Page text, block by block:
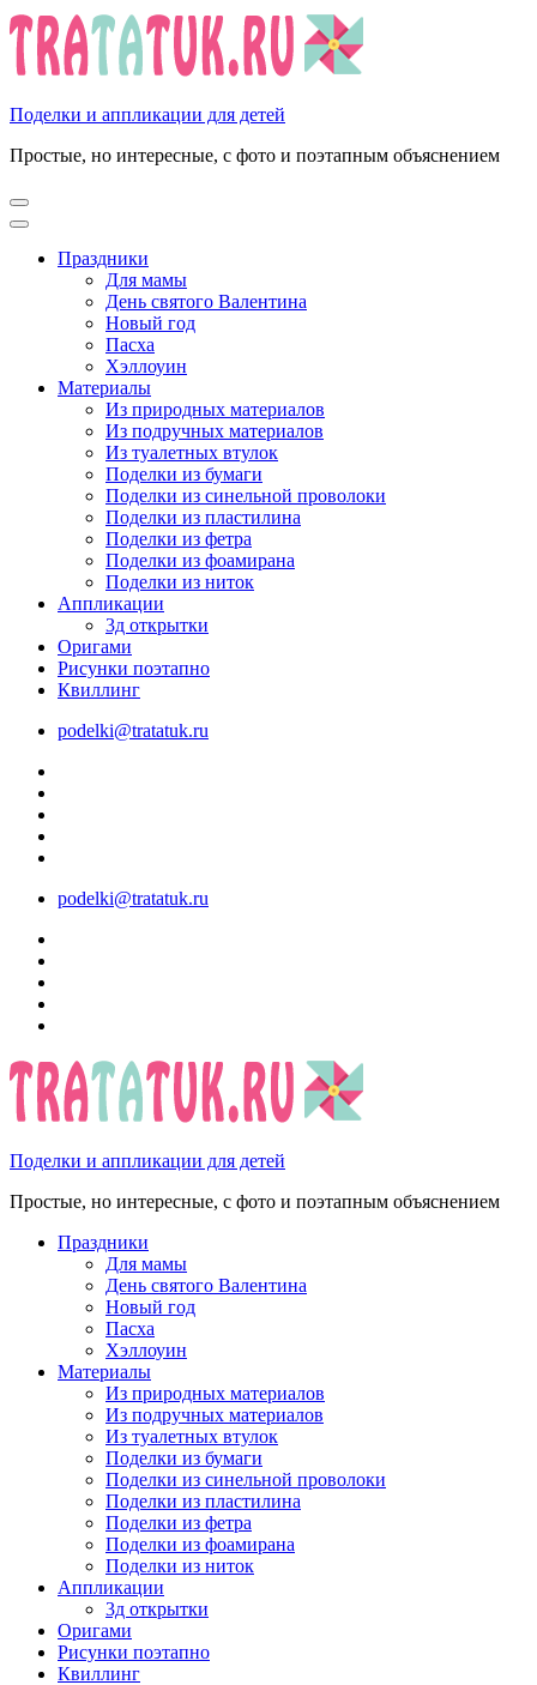
Перейти
к
содержимому
Enter)
Поделки и аппликации для детей
Простые, но интересные, с фото и поэтапным объяснением
Праздники
Для мамы
День святого Валентина
Новый год
Пасха
Хэллоуин
Материалы
Из природных материалов
Из подручных материалов
Из туалетных втулок
Поделки из бумаги
Поделки из синельной проволоки
Поделки из пластилина
Поделки из фетра
Поделки из фоамирана
Поделки из ниток
Аппликации
3д открытки
Оригами
Рисунки поэтапно
Квиллинг
podelki@tratatuk.ru
podelki@tratatuk.ru
Поделки и аппликации для детей
Простые, но интересные, с фото и поэтапным объяснением
Праздники
Для мамы
День святого Валентина
Новый год
Пасха
Хэллоуин
Материалы
Из природных материалов
Из подручных материалов
Из туалетных втулок
Поделки из бумаги
Поделки из синельной проволоки
Поделки из пластилина
Поделки из фетра
Поделки из фоамирана
Поделки из ниток
Аппликации
3д открытки
Оригами
Рисунки поэтапно
Квиллинг